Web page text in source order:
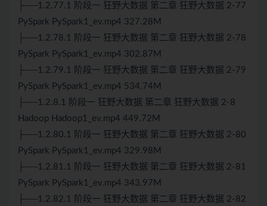
├──1.2.77.1 阶段一 狂野大数据 第二章 狂野大数据 2-77
PySpark PySpark1_ev.mp4 327.28M
├──1.2.78.1 阶段一 狂野大数据 第二章 狂野大数据 2-78
PySpark PySpark1_ev.mp4 302.87M
├──1.2.79.1 阶段一 狂野大数据 第二章 狂野大数据 2-79
PySpark PySpark1_ev.mp4 534.74M
├──1.2.8.1 阶段一 狂野大数据 第二章 狂野大数据 2-8
Hadoop Hadoop1_ev.mp4 449.72M
├──1.2.80.1 阶段一 狂野大数据 第二章 狂野大数据 2-80
PySpark PySpark1_ev.mp4 329.98M
├──1.2.81.1 阶段一 狂野大数据 第二章 狂野大数据 2-81
PySpark PySpark1_ev.mp4 343.97M
├──1.2.82.1 阶段一 狂野大数据 第二章 狂野大数据 2-82